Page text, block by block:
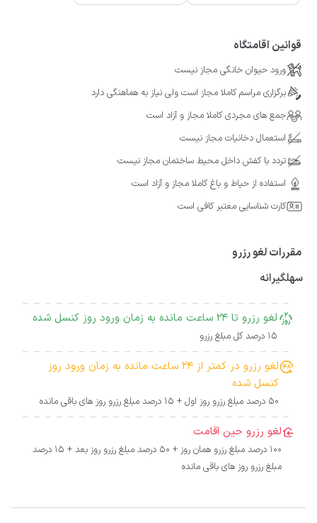
قوانین اقامتگاه
ورود حیوان خانگی مجاز نیست
برگزاری مراسم کاملا مجاز است ولی نیاز به هماهنگی دارد
جمع های مجردی کاملا مجاز و آزاد است
استعمال دخانیات مجاز نیست
تردد با کفش داخل محیط ساختمان مجاز نیست
استفاده از حیاط و باغ کاملا مجاز و آزاد است
کارت شناسایی معتبر کافی است
مقررات لغو رزرو
سهلگیرانه
لغو رزرو تا 24 ساعت مانده به زمان ورود روز کنسل شده
15 درصد کل مبلغ رزرو
لغو رزرو در کمتر از 24 ساعت مانده به زمان ورود روز
کنسل شده
50 درصد مبلغ رزرو روز اول + 15 درصد مبلغ رزرو روز های باقی مانده
لغو رزرو حین اقامت
100 درصد مبلغ رزرو همان روز + 50 درصد مبلغ رزرو روز بعد + 15 درصد
مبلغ رزرو روز های باقی مانده